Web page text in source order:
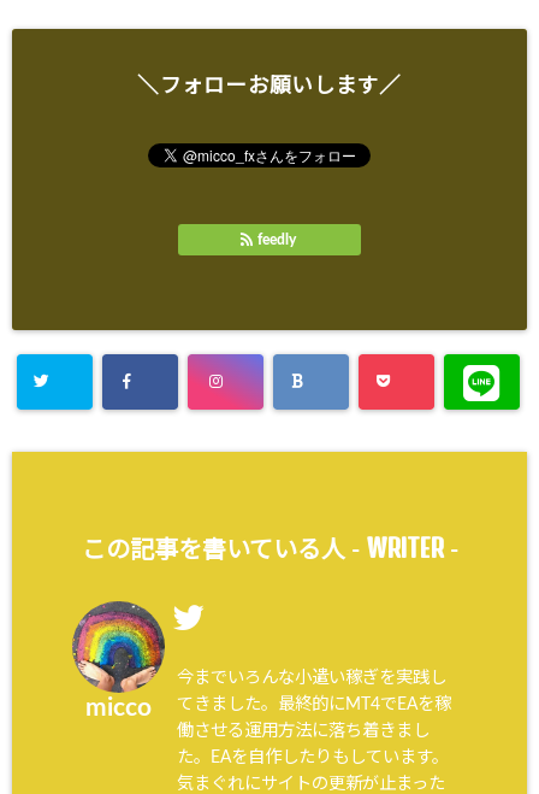
＼フォローお願いします／
feedly
この記事を書いている人 - WRITER-
micco
今までいろんな小遣い稼ぎを実践し
てきました。最終的にMT4でEAを稼
働させる運用方法に落ち着きまし
た。EAを自作したりもしています。
気まぐれにサイトの更新が止まった